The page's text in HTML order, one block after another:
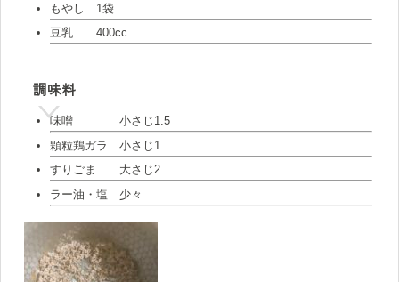
もやし 1袋
豆乳 400cc
調味料
味噌 小さじ1.5
顆粒鶏ガラ 小さじ1
すりごま 大さじ2
ラー油・塩 少々